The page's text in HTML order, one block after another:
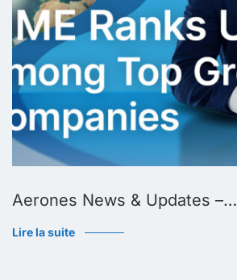
Aerones News & Updates –…
Lire la suite